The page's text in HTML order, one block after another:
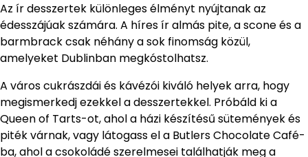
Az ír desszertek különleges élményt nyújtanak az
édesszájúak számára. A híres ír almás pite, a scone és a
barmbrack csak néhány a sok finomság közül,
amelyeket Dublinban megkóstolhatsz.
A város cukrászdái és kávézói kiváló helyek arra, hogy
megismerkedj ezekkel a desszertekkel. Próbáld ki a
Queen of Tarts-ot, ahol a házi készítésű sütemények és
piték várnak, vagy látogass el a Butlers Chocolate Café-
ba, ahol a csokoládé szerelmesei találhatják meg a